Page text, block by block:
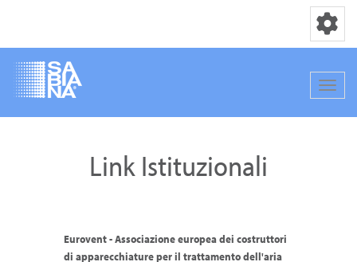
Toggle
Link Istituzionali
Eurovent - Associazione europea dei costruttori
di apparecchiature per il trattamento dell'aria